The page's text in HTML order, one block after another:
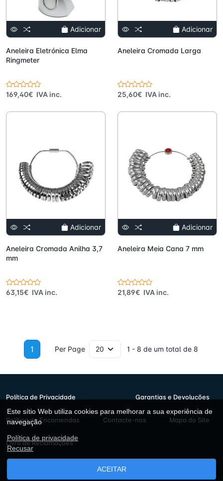
Adicionar
Aneleira Eletrónica Elma
Ringmeter
169,40€ IVA inc.
Adicionar
Aneleira Cromada Larga
25,60€ IVA inc.
Adicionar
Aneleira Cromada Anilha 3,7
mm
63,15€ IVA inc.
Adicionar
Aneleira Meia Cana 7 mm
21,89€ IVA inc.
1 Per Page 1 - 8 de um total de 8
Política de Privacidade Garantias e Devoluções
Política de Encomendas Contacte-nos Mapa do Site
Livro de Reclamações
Este sítio Web utiliza cookies para melhorar a sua experiência de
navegação
Política de privacidade
Recusar
ACEITAR